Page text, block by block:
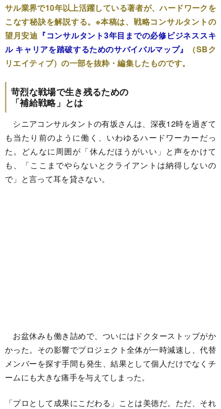
サル業界で10年以上活躍している著者が、ハードワークを
こなす秘訣を解説する。※本稿は、戦略コンサルタントの
望月安迪 『コンサルタント3年目までの必修ビジネススキ
ル キャリアを踏破するためのサバイバルマップ』
（SBク
リエイティブ）の一部を抜粋・編集したものです。
苛烈な戦場で生き残るための
「補給戦略」とは
シニアコンサルタントの有坂さんは、深夜12時を過ぎて
も当たり前のように働く、いわゆるハードワーカーだっ
た。どんなに周囲が「休んだほうがいい」と声をかけて
も、「ここまでやらないとクライアントは納得しないの
で」と言って耳を貸さない。
お盆休みも働き詰めで、ついにはドクターストップがか
かった。その影響でプロジェクト全体が一時減速し、代替
メンバーを探す手間も発生、結果として個人だけでなくチ
ームにも大きな痛手を与えてしまった。
「プロとして成果にこだわる」ことは美徳だ。ただ、それ